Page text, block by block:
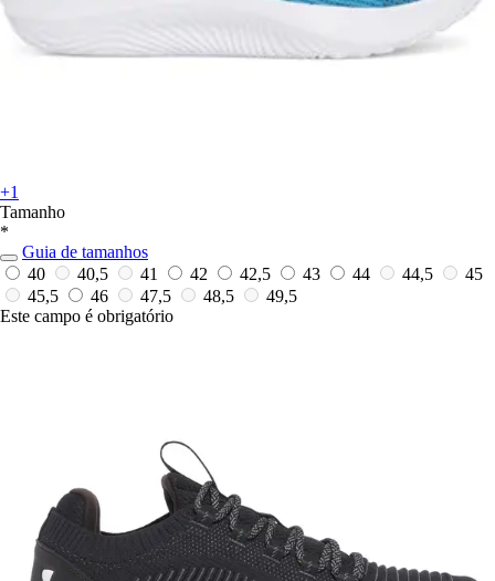
+1
Tamanho
*
Guia de tamanhos
40
40,5 41 42 42,5 43 44 44,5
45
45,5
46 47,5 48,5
49,5
Este campo é obrigatório